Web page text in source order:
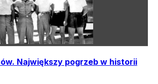
Największy pogrzeb w historii